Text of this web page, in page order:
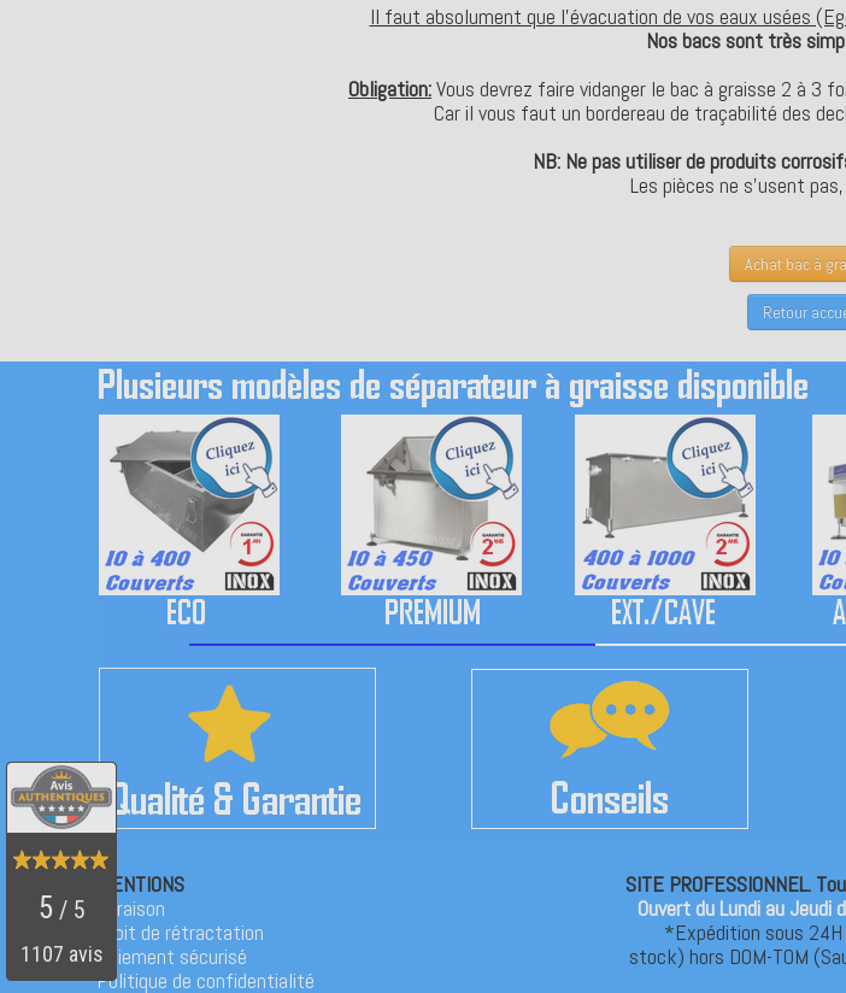
Il faut absolument que l'évacuation de vos eaux usées
Nos bacs sont très
Obligation:Vous devrez faire vidanger le bac à graisse 2 à 3
Car il vous faut un bordereau de traçabilité des
NB: Ne pas utiliser de produits
Les pièces ne s'usent pas,
Achat bac à
Retour
MENTIONS
Livraison
Droit de rétractation
Paiement sécurisé
Politique de confidentialité
SITE PROFESSIONNEL.
Ouvert du Lundi au Jeudi
*Expédition sous 24H
stock) hors DOM-TOM